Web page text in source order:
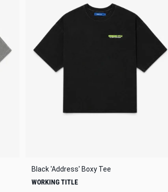
Black 'Address' Boxy Tee
WORKING TITLE